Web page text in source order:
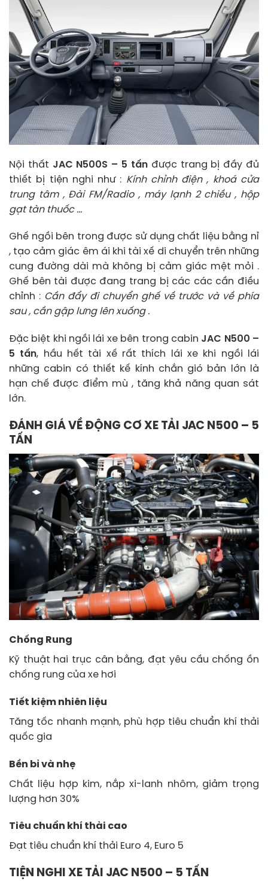
Nội thất JAC N500S – 5 tấnđược trang bị đầy đủ
thiết bị tiện nghi như : Kính chỉnh điện , khoá cửa
trung tâm , Đài FM/Radio , máy lạnh 2 chiều , hộp
gạt tàn thuốc …
Ghế ngồi bên trong được sử dụng chất liệu bằng nỉ
, tạo cảm giác êm ái khi tài xế di chuyển trên những
cung đường dài mà không bị cảm giác mệt mỏi .
Ghế bên tài được đang trang bị các các cần điều
chỉnh : Cần đẩy đi chuyển ghế về trước và về phía
sau , cần gập lưng lên xuống .
Đặc biệt khi ngồi lái xe bên trong cabin JAC N500 –
5 tấn, hầu hết tài xế rất thích lái xe khi ngồi lái
những cabin có thiết kế kính chắn gió bản lớn là
hạn chế được điểm mù , tăng khả năng quan sát
lớn.
ĐÁNH GIÁ VỀ ĐỘNG CƠ XE TẢI JAC N500 – 5
TẤN
Chống Rung
Kỹ thuật hai trục cân bằng, đạt yêu cầu chống ồn
chống rung của xe hơi
Tiết kiệm nhiên liệu
Tăng tốc nhanh mạnh, phù hợp tiêu chuẩn khí thải
quốc gia
Bền bỉ và nhẹ
Chất liệu hợp kim, nắp xi-lanh nhôm, giảm trọng
lượng hơn 30%
Tiêu chuẩn khí thải cao
Đạt tiêu chuẩn khí thải Euro 4, Euro 5
TIỆN NGHI XE TẢI JAC N500 – 5 TẤN